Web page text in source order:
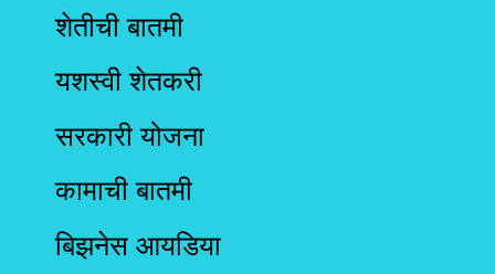
शेतीची बातमी
यशस्वी शेतकरी
सरकारी योजना
कामाची बातमी
बिझनेस आयडिया